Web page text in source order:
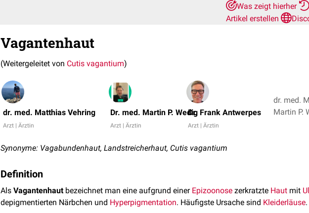
Was zeigt hierher
Artikel erstellen
Vagantenhaut
(Weitergeleitet von Cutis vagantium)
dr. med. Matthias Vehring
Arzt | Ärztin
Dr. med. Martin P. Wedig
Arzt | Ärztin
Dr. Frank Antwerpes
Arzt | Ärztin
dr. med.
Synonyme: Vagabundenhaut, Landstreicherhaut, Cutis vagantium
Definition
Als Vagantenhautbezeichnet man eine aufgrund einer Epizoonose zerkratzte Haut mit
depigmentierten Närbchen und Hyperpigmentation. Häufigste Ursache sind Kleiderläuse.